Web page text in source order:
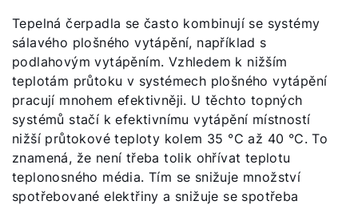
Tepelná čerpadla se často kombinují se systémy
sálavého plošného vytápění, například s
podlahovým vytápěním. Vzhledem k nižším
teplotám průtoku v systémech plošného vytápění
pracují mnohem efektivněji. U těchto topných
systémů stačí k efektivnímu vytápění místností
nižší průtokové teploty kolem 35 °C až 40 °C. To
znamená, že není třeba tolik ohřívat teplotu
teplonosného média. Tím se snižuje množství
spotřebované elektřiny a snižuje se spotřeba